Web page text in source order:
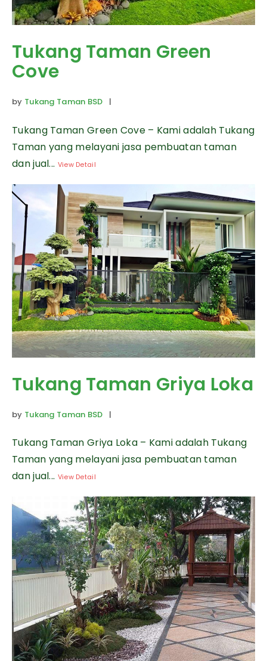
Tukang Taman Green
Cove
by Tukang Taman BSD |
Tukang Taman Green Cove – Kami adalah Tukang
Taman yang melayani jasa pembuatan taman
dan jual... View Detail
Tukang Taman Griya Loka
by Tukang Taman BSD |
Tukang Taman Griya Loka – Kami adalah Tukang
Taman yang melayani jasa pembuatan taman
dan jual... View Detail